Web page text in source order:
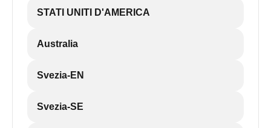
STATI UNITI D'AMERICA
Australia
Svezia-EN
Svezia-SE